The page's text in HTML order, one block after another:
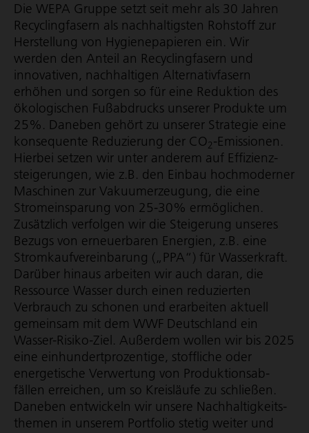
Die WEPA Gruppe setzt seit mehr als 30 Jahren
Recy­cling­fa­sern als nachhaltigsten Rohstoff zur
Herstellung von Hygie­ne­pa­pieren ein. Wir
werden den Anteil an Recy­cling­fa­sern und
innovativen, nachhaltigen Alter­na­tiv­fa­sern
erhöhen und sorgen so für eine Reduktion des
ökologischen Fußabdrucks unserer Produkte um
25%. Daneben gehört zu unserer Strategie eine
konsequente Reduzierung der CO2-Emissionen.
Hierbei setzen wir unter anderem auf Effi­zi­enz­
stei­ge­rungen, wie z.B. den Einbau hochmoderner
Maschinen zur Vaku­um­er­zeu­gung, die eine
Strom­ein­spa­rung von 25-30% ermöglichen.
Zusätzlich verfolgen wir die Steigerung unseres
Bezugs von erneuerbaren Energien, z.B. eine
Strom­kauf­ver­ein­ba­rung („PPA“) für Wasserkraft.
Darüber hinaus arbeiten wir auch daran, die
Ressource Wasser durch einen reduzierten
Verbrauch zu schonen und erarbeiten aktuell
gemeinsam mit dem WWF Deutschland ein
Wasser-Risiko-Ziel. Außerdem wollen wir bis 2025
eine einhun­dert­pro­zen­tige, stoffliche oder
energetische Verwertung von Produk­ti­ons­ab­
fällen erreichen, um so Kreisläufe zu schließen.
Daneben entwickeln wir unsere Nach­hal­tig­keits­
themen in unserem Portfolio stetig weiter und